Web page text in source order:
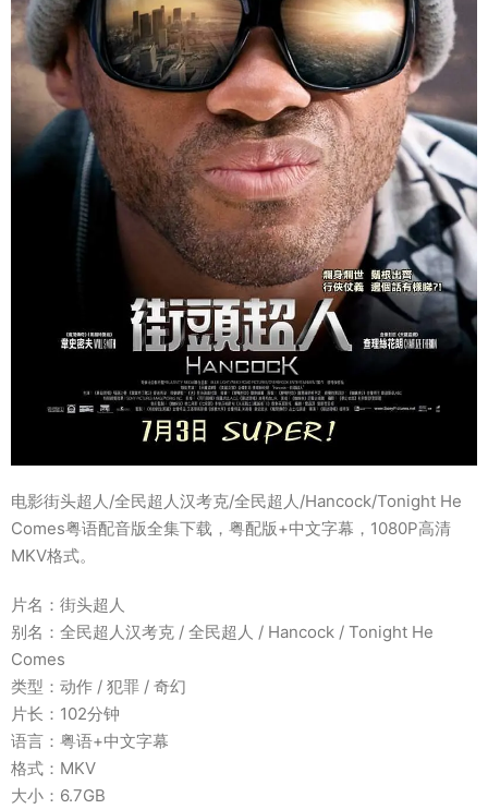
电影街头超人/全民超人汉考克/全民超人/Hancock/Tonight He
Comes粤语配音版全集下载，粤配版+中文字幕，1080P高清
MKV格式。
片名：街头超人
别名：全民超人汉考克 / 全民超人 / Hancock / Tonight He
Comes
类型：动作 / 犯罪 / 奇幻
片长：102分钟
语言：粤语+中文字幕
格式：MKV
大小：6.7GB